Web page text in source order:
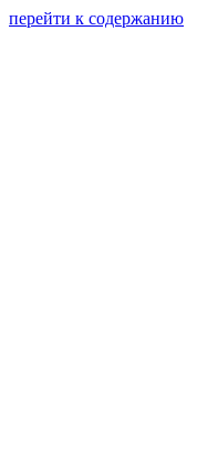
перейти к содержанию